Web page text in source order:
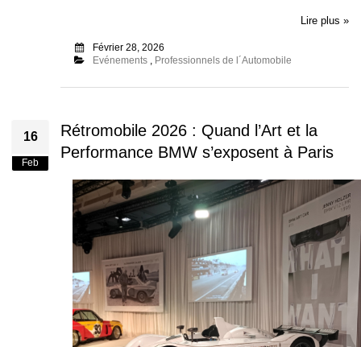
Lire plus »
Février 28, 2026
Evénements, Professionnels de l´Automobile
16
Feb
Rétromobile 2026 : Quand l’Art et la
Performance BMW s’exposent à Paris